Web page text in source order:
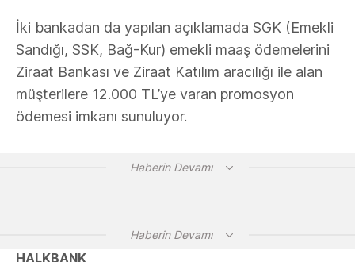
İki bankadan da yapılan açıklamada SGK (Emekli
Sandığı, SSK, Bağ-Kur) emekli maaş ödemelerini
Ziraat Bankası ve Ziraat Katılım aracılığı ile alan
müşterilere 12.000 TL’ye varan promosyon
ödemesi imkanı sunuluyor.
Haberin Devamı
Haberin Devamı
HALKBANK